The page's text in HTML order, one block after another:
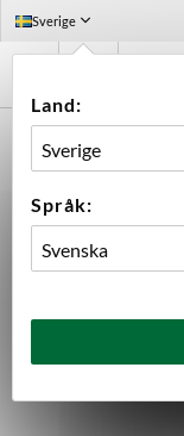
Sverige
Land:
Språk:
KEGMASTER KEGSCALE KS-1